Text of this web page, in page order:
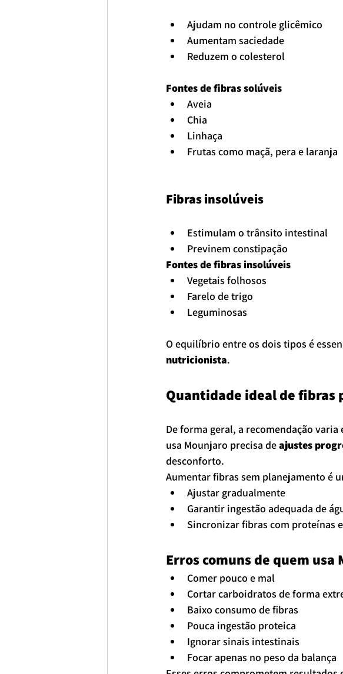
Ajudam no controle glicêmico
Aumentam saciedade
Reduzem o colesterol
Fontes de fibras solúveis
Aveia
Chia
Linhaça
Frutas como maçã, pera e laranja
Fibras insolúveis
Estimulam o trânsito intestinal
Previnem constipação
Fontes de fibras insolúveis
Vegetais folhosos
Farelo de trigo
Leguminosas
O equilíbrio entre os dois tipos é
nutricionista.
Quantidade ideal de fibras
De forma geral, a recomendação varia
usa Mounjaro precisa de ajustes
desconforto.
Aumentar fibras sem planejamento é
Ajustar gradualmente
Garantir ingestão adequada de
Sincronizar fibras com proteínas
Erros comuns de quem
Comer pouco e mal
Cortar carboidratos de forma
Baixo consumo de fibras
Pouca ingestão proteica
Ignorar sinais intestinais
Focar apenas no peso da balança